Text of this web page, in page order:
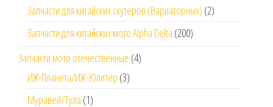
Запчасти для китайских скутеров (Вариаторных) (2)
Запчасти для китайских мото Alpha Delta (200)
Запчасти мото отечественные (4)
ИЖ-Планета/ИЖ-Юпитер (3)
Муравей/Тула (1)